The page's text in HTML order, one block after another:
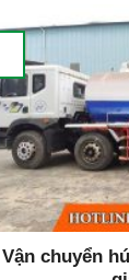
Vận chuyển